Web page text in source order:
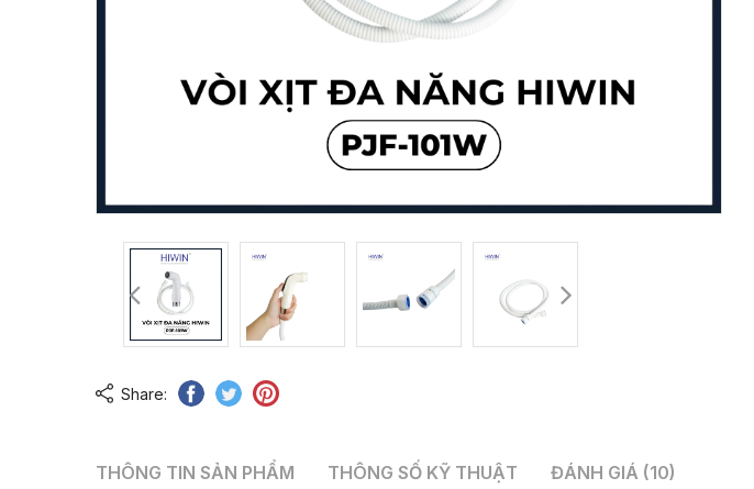
Share:
THÔNG TIN SẢN PHẨM THÔNG SỐ KỸ THUẬT ĐÁNH GIÁ (10)